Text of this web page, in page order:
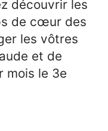
découvrir les
de cœur des
les vôtres
et de
mois le 3e